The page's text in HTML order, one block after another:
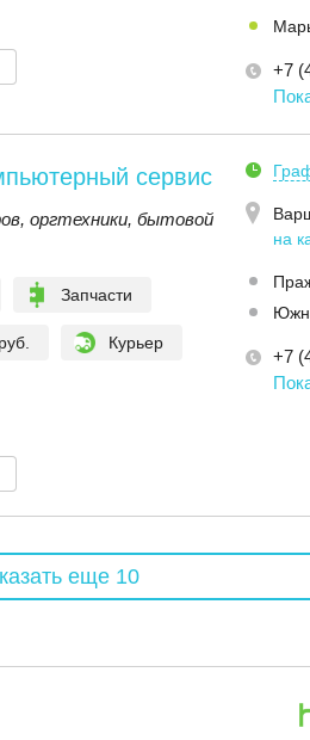
+7
сервис
оргтехники, бытовой
Запчасти
Курьер
на
+7
еще 10